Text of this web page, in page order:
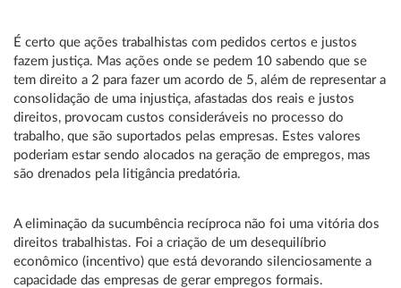
É certo que ações trabalhistas com pedidos certos e justos
fazem justiça. Mas ações onde se pedem 10 sabendo que se
tem direito a 2 para fazer um acordo de 5, além de representar a
consolidação de uma injustiça, afastadas dos reais e justos
direitos, provocam custos consideráveis no processo do
trabalho, que são suportados pelas empresas. Estes valores
poderiam estar sendo alocados na geração de empregos, mas
são drenados pela litigância predatória.
A eliminação da sucumbência recíproca não foi uma vitória dos
direitos trabalhistas. Foi a criação de um desequilíbrio
econômico (incentivo) que está devorando silenciosamente a
capacidade das empresas de gerar empregos formais.